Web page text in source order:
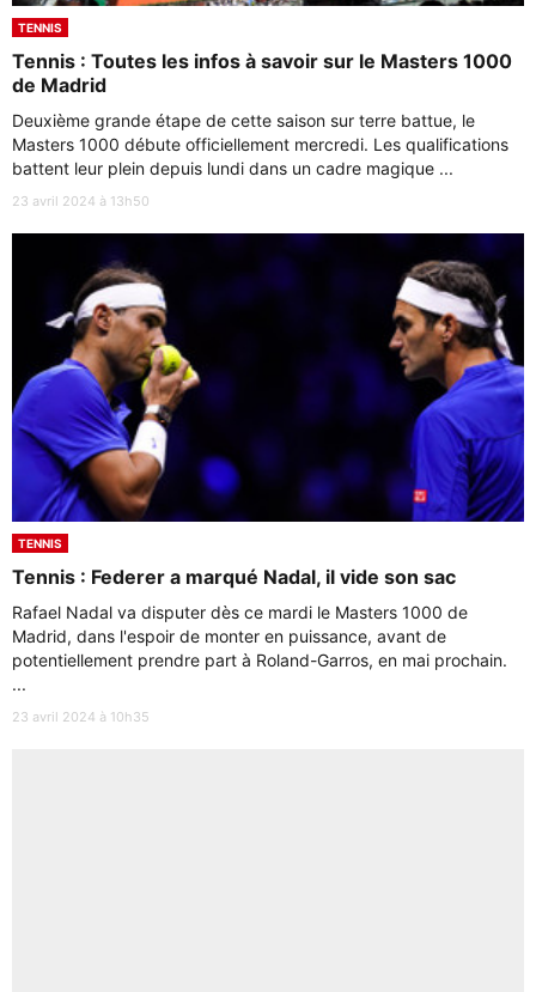
TENNIS
Tennis : Toutes les infos à savoir sur le Masters 1000
de Madrid
Deuxième grande étape de cette saison sur terre battue, le
Masters 1000 débute officiellement mercredi. Les qualifications
battent leur plein depuis lundi dans un cadre magique ...
23 avril 2024 à 13h50
TENNIS
Tennis : Federer a marqué Nadal, il vide son sac
Rafael Nadal va disputer dès ce mardi le Masters 1000 de
Madrid, dans l'espoir de monter en puissance, avant de
potentiellement prendre part à Roland-Garros, en mai prochain.
...
23 avril 2024 à 10h35